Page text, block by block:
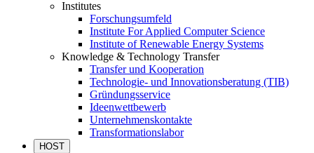
Institutes
Forschungsumfeld
Institute For Applied Computer Science
Institute of Renewable Energy Systems
Knowledge & Technology Transfer
Transfer und Kooperation
Technologie- und Innovationsberatung (TIB)
Gründungsservice
Ideenwettbewerb
Unternehmenskontakte
Transformationslabor
HOST